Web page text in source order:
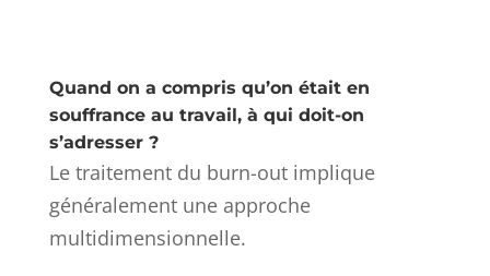
Quand on a compris qu’on était en
souffrance au travail, à qui doit-on
s’adresser ?
Le traitement du burn-out implique
généralement une approche
multidimensionnelle.